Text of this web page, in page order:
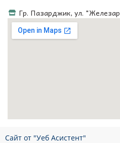
Гр. Пазарджик, ул.
Сайт от "Уеб Асистент"